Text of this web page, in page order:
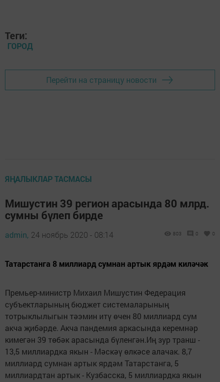
Теги:
ГОРОД
Перейти на страницу новости
ЯҢАЛЫКЛАР ТАСМАСЫ
Мишустин 39 регион арасында 80 млрд.
сумны бүлеп бирде
admin, 24 ноябрь 2020 - 08:14 803 0 0
Татарстанга 8 миллиард сумнан артык ярдәм киләчәк
Премьер-министр Михаил Мишустин Федерация
субъектларының бюджет системаларының
тотрыклылыгын тәэмин итү өчен 80 миллиард сум
акча җибәрде. Акча пандемия аркасында керемнәр
кимегән 39 төбәк арасында бүленгән.Иң зур транш -
13,5 миллиардка якын - Мәскәү өлкәсе алачак. 8,7
миллиард сумнан артык ярдәм Татарстанга, 5
миллиардтан артык - Кузбасска, 5 миллиардка якын